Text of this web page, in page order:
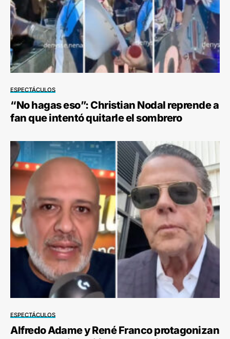
ESPECTÁCULOS
“No hagas eso”: Christian Nodal reprende a
fan que intentó quitarle el sombrero
ESPECTÁCULOS
Alfredo Adame y René Franco protagonizan